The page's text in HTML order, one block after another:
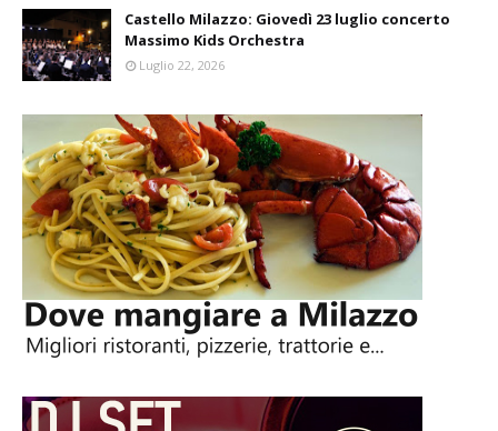
Castello Milazzo: Giovedì 23 luglio concerto
Massimo Kids Orchestra
Luglio 22, 2026